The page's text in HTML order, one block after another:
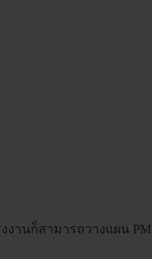
งานก็สามารถวางแผน